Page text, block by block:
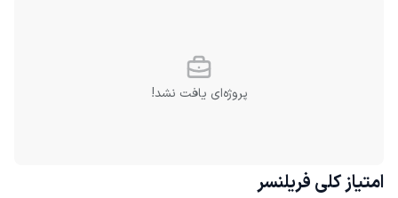
پروژه‌ای یافت نشد!
امتیاز کلی فریلنسر